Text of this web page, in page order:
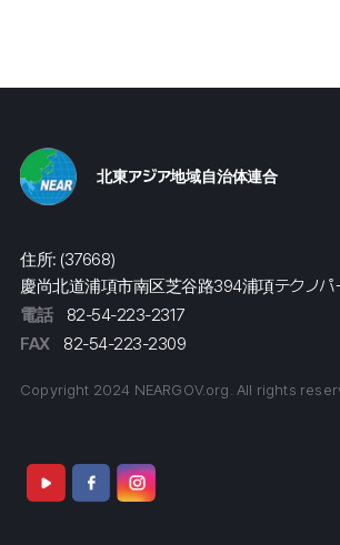
北東アジア地域自治体連合
住所: (37668)
慶尚北道浦項市南区芝谷路394浦項テクノパ
電話
82-54-223-2317
FAX
82-54-223-2309
Copyright 2024 NEARGOV.org. All rights